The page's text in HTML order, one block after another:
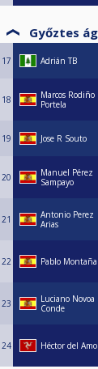
Győztes
17 Adrián TB
18
Marcos Rodiño
Portela
19 Jose R Souto
20
Manuel Pérez
Sampayo
21
Antonio Perez
Arias
22 Pablo Montaña
23
Luciano Novoa
Conde
24 Héctor del Amo